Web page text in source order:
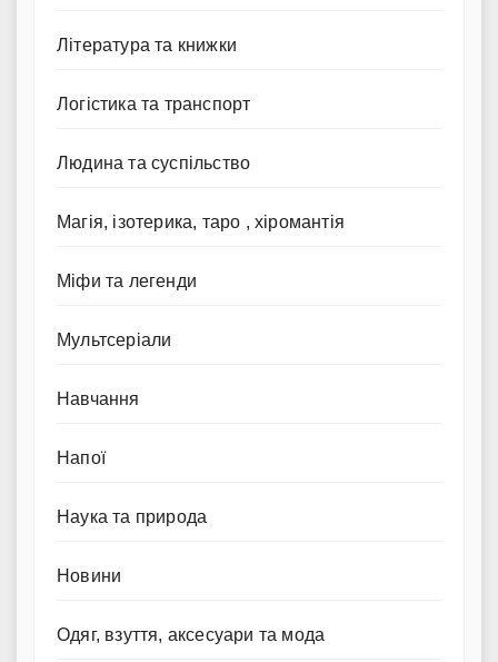
Література та книжки
Логістика та транспорт
Людина та суспільство
Магія, ізотерика, таро , хіромантія
Міфи та легенди
Мультсеріали
Навчання
Напої
Наука та природа
Новини
Одяг, взуття, аксесуари та мода